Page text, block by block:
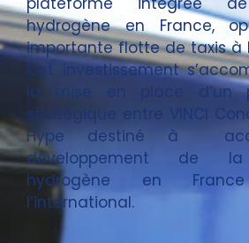
hydrogène en France,
importante flotte de taxis à
Cet investissement
la mise en place d’un
stratégique entre VINCI
Hype destiné à
développement de
hydrogène en
l’international.